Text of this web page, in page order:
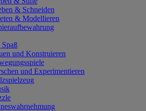
& Schneiden
& Modellieren
Spaß
und Konstruieren
und Experimentieren